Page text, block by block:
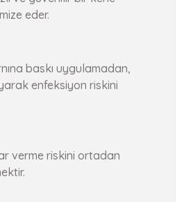
eder.
baskı uygulamadan,
enfeksiyon riskini
verme riskini ortadan